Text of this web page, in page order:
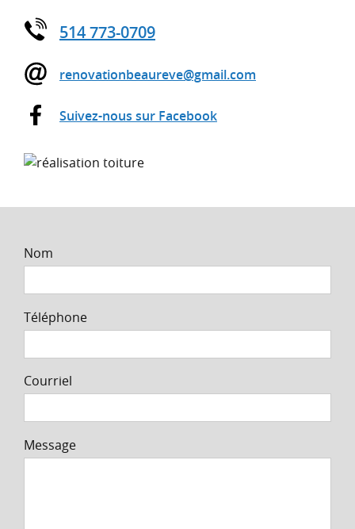
514 773-0709
renovationbeaureve@gmail.com
Suivez-nous sur Facebook
Nom
Téléphone
Courriel
Message